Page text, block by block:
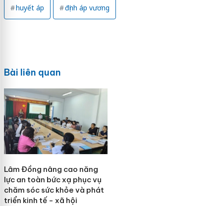
huyết áp định áp vương
Bài liên quan
Lâm Đồng nâng cao năng
lực an toàn bức xạ phục vụ
chăm sóc sức khỏe và phát
triển kinh tế - xã hội